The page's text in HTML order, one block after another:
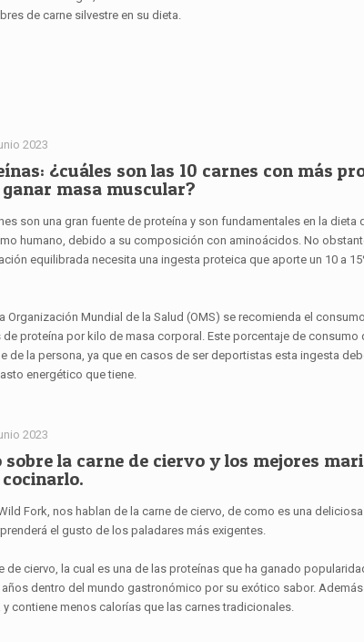
de carne silvestre en su dieta.
2023
¿cuáles son las 10 carnes con más
masa muscular?
son una gran fuente de proteína y son fundamentales en la dieta
humano, debido a su composición con aminoácidos. No
equilibrada necesita una ingesta proteica que aporte un 10 a
Organización Mundial de la Salud (OMS) se recomienda el
de proteína por kilo de masa corporal. Este porcentaje de consumo
de la persona, ya que en casos de ser deportistas esta ingesta
energético que tiene.
2023
sobre la carne de ciervo y los mejores
Fork, nos hablan de la carne de ciervo, de como es una
el gusto de los paladares más exigentes.
de ciervo, la cual es una de las proteínas que ha ganado
dentro del mundo gastronómico por su exótico sabor. Además
y contiene menos calorías que las carnes tradicionales.